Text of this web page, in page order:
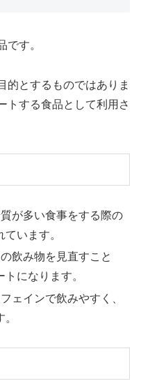
です。
的とするものではありま
トする食品として利用さ
が多い食事をする際の
います。
飲み物を見直すこと
になります。
ェインで飲みやすく、